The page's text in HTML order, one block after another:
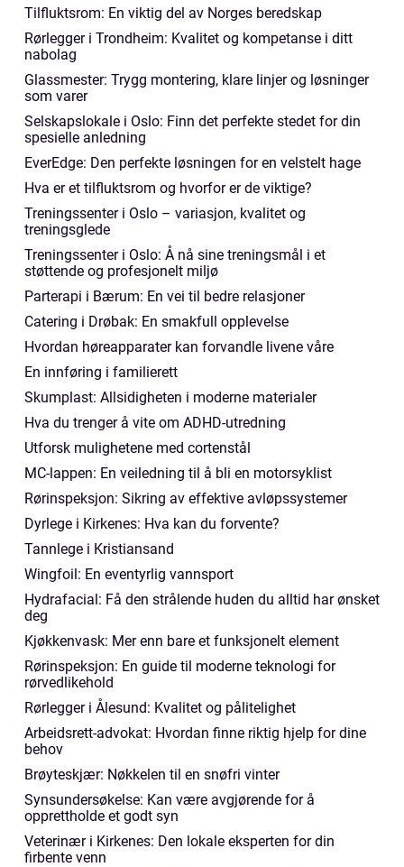
Tilfluktsrom: En viktig del av Norges beredskap
Rørlegger i Trondheim: Kvalitet og kompetanse i ditt
nabolag
Glassmester: Trygg montering, klare linjer og løsninger
som varer
Selskapslokale i Oslo: Finn det perfekte stedet for din
spesielle anledning
EverEdge: Den perfekte løsningen for en velstelt hage
Hva er et tilfluktsrom og hvorfor er de viktige?
Treningssenter i Oslo – variasjon, kvalitet og
treningsglede
Treningssenter i Oslo: Å nå sine treningsmål i et
støttende og profesjonelt miljø
Parterapi i Bærum: En vei til bedre relasjoner
Catering i Drøbak: En smakfull opplevelse
Hvordan høreapparater kan forvandle livene våre
En innføring i familierett
Skumplast: Allsidigheten i moderne materialer
Hva du trenger å vite om ADHD-utredning
Utforsk mulighetene med cortenstål
MC-lappen: En veiledning til å bli en motorsyklist
Rørinspeksjon: Sikring av effektive avløpssystemer
Dyrlege i Kirkenes: Hva kan du forvente?
Tannlege i Kristiansand
Wingfoil: En eventyrlig vannsport
Hydrafacial: Få den strålende huden du alltid har ønsket
deg
Kjøkkenvask: Mer enn bare et funksjonelt element
Rørinspeksjon: En guide til moderne teknologi for
rørvedlikehold
Rørlegger i Ålesund: Kvalitet og pålitelighet
Arbeidsrett-advokat: Hvordan finne riktig hjelp for dine
behov
Brøyteskjær: Nøkkelen til en snøfri vinter
Synsundersøkelse: Kan være avgjørende for å
opprettholde et godt syn
Veterinær i Kirkenes: Den lokale eksperten for din
firbente venn